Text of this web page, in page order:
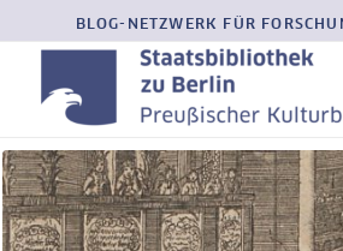
BLOG-NETZWERK FÜR